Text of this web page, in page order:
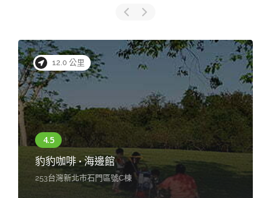
12.0 公里
豹豹咖啡 • 海邊館
253台灣新北市石門區號C棟